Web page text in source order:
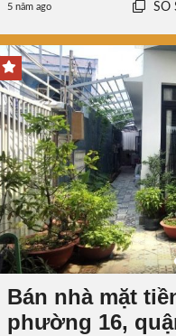
5 năm ago SO
Bán nhà mặt
phường 16,